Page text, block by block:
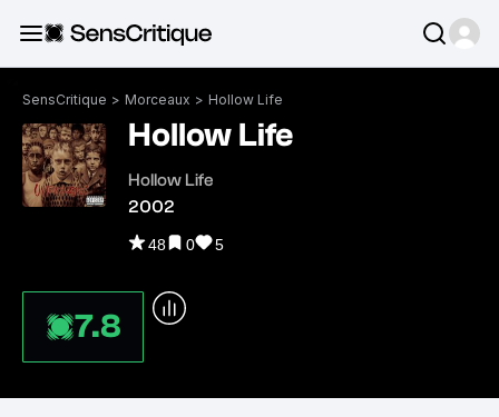
SensCritique > Morceaux > Hollow Life
Hollow Life
Hollow Life
2002
48 0 5
7.8